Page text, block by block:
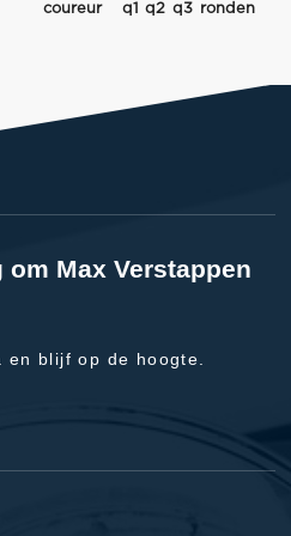
coureur q1 q2 q3 ronden
Max Verstappen
en blijf op de hoogte.